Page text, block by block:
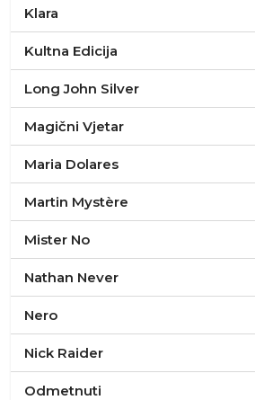
Klara
Kultna Edicija
Long John Silver
Magični Vjetar
Maria Dolares
Martin Mystère
Mister No
Nathan Never
Nero
Nick Raider
Odmetnuti